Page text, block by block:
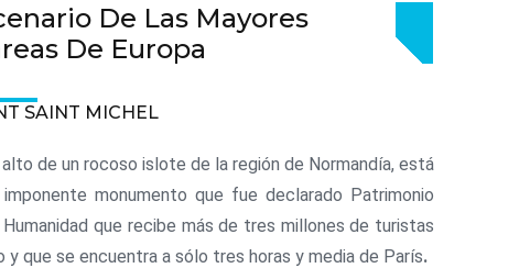
De Las Mayores
De Europa
SAINT MICHEL
alto de un rocoso islote de la región de Normandía, está
monumento que fue declarado Patrimonio
que recibe más de tres millones de turistas
y que se encuentra a sólo tres horas y media de París.